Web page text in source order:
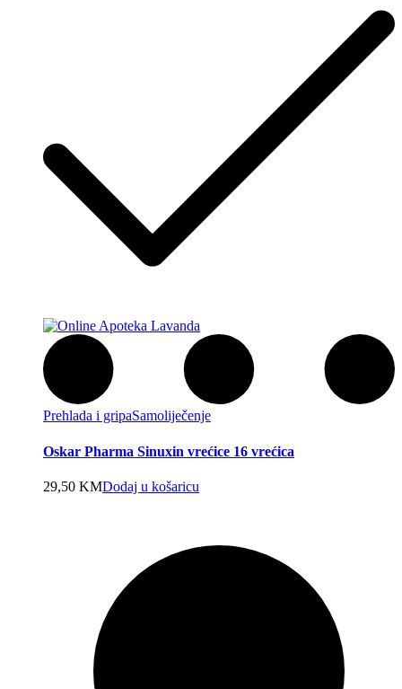
Prehlada i gripaSamoliječenje
Oskar Pharma Sinuxin vrećice 16 vrećica
29,50 KMDodaj u košaricu